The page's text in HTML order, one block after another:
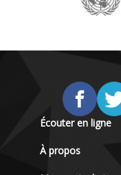
Écouter en ligne
À propos